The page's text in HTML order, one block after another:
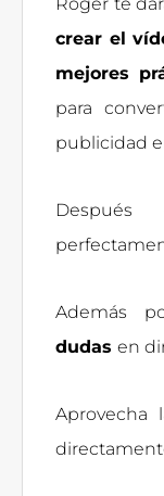
crear el
mejores
para
publicidad
Además
dudas en
Aprovecha